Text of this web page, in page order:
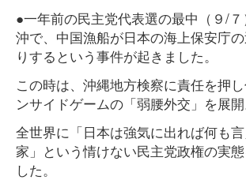
●一年前の民主党代表選の最中（９/
沖で、中国漁船が日本の海上保安庁
りするという事件が起きました。
この時は、沖縄地方検察に責任を押
ンサイドゲームの「弱腰外交」を展開
全世界に「日本は強気に出れば何も
家」という情けない民主党政権の実
した。